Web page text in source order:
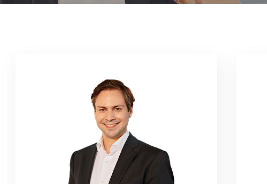
Beratung in Corporate Finance und
Risiko-Management sowie die Analyse
und Bewertung derivativer
Finanzinstrumente.